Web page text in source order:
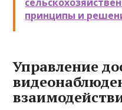
принципы и
Управление